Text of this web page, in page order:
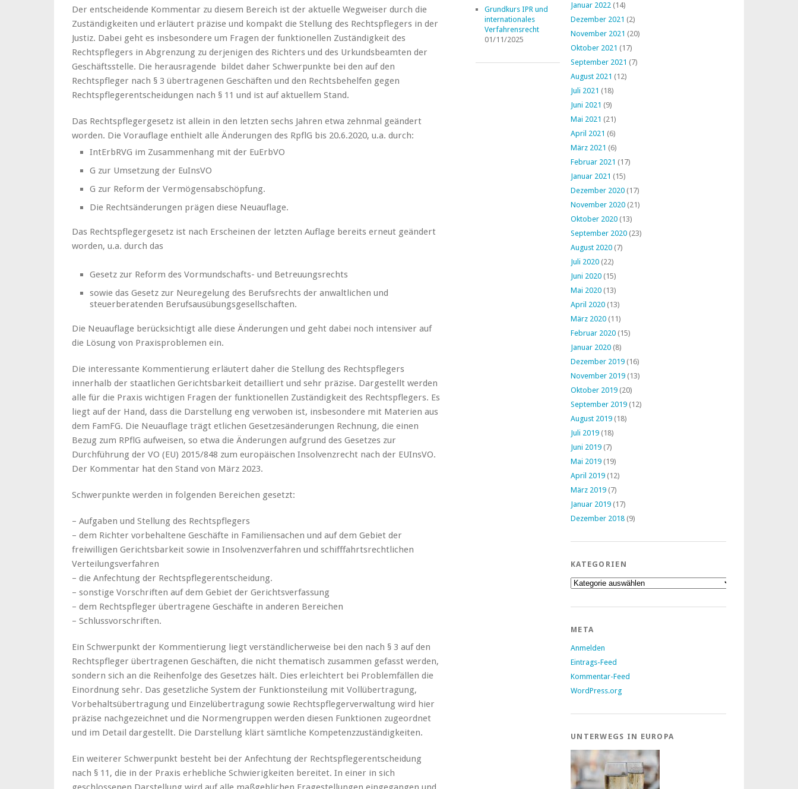
Der entscheidende Kommentar zu diesem Bereich ist der aktuelle Wegweiser durch die
Zuständigkeiten und erläutert präzise und kompakt die Stellung des Rechtspflegers in der
Justiz. Dabei geht es insbesondere um Fragen der funktionellen Zuständigkeit des
Rechtspflegers in Abgrenzung zu derjenigen des Richters und des Urkundsbeamten der
Geschäftsstelle. Die herausragende bildet daher Schwerpunkte bei den auf den
Rechtspfleger nach § 3 übertragenen Geschäften und den Rechtsbehelfen gegen
Rechtspflegerentscheidungen nach § 11 und ist auf aktuellem Stand.
Das Rechtspflegergesetz ist allein in den letzten sechs Jahren etwa zehnmal geändert
worden. Die Vorauflage enthielt alle Änderungen des RpflG bis 20.6.2020, u.a. durch:
IntErbRVG im Zusammenhang mit der EuErbVO
G zur Umsetzung der EuInsVO
G zur Reform der Vermögensabschöpfung.
Die Rechtsänderungen prägen diese Neuauflage.
Das Rechtspflegergesetz ist nach Erscheinen der letzten Auflage bereits erneut geändert
worden, u.a. durch das
Gesetz zur Reform des Vormundschafts- und Betreuungsrechts
sowie das Gesetz zur Neuregelung des Berufsrechts der anwaltlichen und
steuerberatenden Berufsausübungsgesellschaften.
Die Neuauflage berücksichtigt alle diese Änderungen und geht dabei noch intensiver auf
die Lösung von Praxisproblemen ein.
Die interessante Kommentierung erläutert daher die Stellung des Rechtspflegers
innerhalb der staatlichen Gerichtsbarkeit detailliert und sehr präzise. Dargestellt werden
alle für die Praxis wichtigen Fragen der funktionellen Zuständigkeit des Rechtspflegers. Es
liegt auf der Hand, dass die Darstellung eng verwoben ist, insbesondere mit Materien aus
dem FamFG. Die Neuauflage trägt etlichen Gesetzesänderungen Rechnung, die einen
Bezug zum RPflG aufweisen, so etwa die Änderungen aufgrund des Gesetzes zur
Durchführung der VO (EU) 2015/848 zum europäischen Insolvenzrecht nach der EUInsVO.
Der Kommentar hat den Stand von März 2023.
Schwerpunkte werden in folgenden Bereichen gesetzt:
– Aufgaben und Stellung des Rechtspflegers
– dem Richter vorbehaltene Geschäfte in Familiensachen und auf dem Gebiet der
freiwilligen Gerichtsbarkeit sowie in Insolvenzverfahren und schifffahrtsrechtlichen
Verteilungsverfahren
– die Anfechtung der Rechtspflegerentscheidung.
– sonstige Vorschriften auf dem Gebiet der Gerichtsverfassung
– dem Rechtspfleger übertragene Geschäfte in anderen Bereichen
– Schlussvorschriften.
Ein Schwerpunkt der Kommentierung liegt verständlicherweise bei den nach § 3 auf den
Rechtspfleger übertragenen Geschäften, die nicht thematisch zusammen gefasst werden,
sondern sich an die Reihenfolge des Gesetzes hält. Dies erleichtert bei Problemfällen die
Einordnung sehr. Das gesetzliche System der Funktionsteilung mit Vollübertragung,
Vorbehaltsübertragung und Einzelübertragung sowie Rechtspflegerverwaltung wird hier
präzise nachgezeichnet und die Normengruppen werden diesen Funktionen zugeordnet
und im Detail dargestellt. Die Darstellung klärt sämtliche Kompetenzzuständigkeiten.
Ein weiterer Schwerpunkt besteht bei der Anfechtung der Rechtspflegerentscheidung
nach § 11, die in der Praxis erhebliche Schwierigkeiten bereitet. In einer in sich
Grundkurs IPR und
internationales
Verfahrensrecht
01/11/2025
Januar 2022 (14)
Dezember 2021 (2)
November 2021 (20)
Oktober 2021 (17)
September 2021 (7)
August 2021 (12)
Juli 2021 (18)
Juni 2021 (9)
Mai 2021 (21)
April 2021 (6)
März 2021 (6)
Februar 2021 (17)
Januar 2021 (15)
Dezember 2020 (17)
November 2020 (21)
Oktober 2020 (13)
September 2020 (23)
August 2020 (7)
Juli 2020 (22)
Juni 2020 (15)
Mai 2020 (13)
April 2020 (13)
März 2020 (11)
Februar 2020 (15)
Januar 2020 (8)
Dezember 2019 (16)
November 2019 (13)
Oktober 2019 (20)
September 2019 (12)
August 2019 (18)
Juli 2019 (18)
Juni 2019 (7)
Mai 2019 (19)
April 2019 (12)
März 2019 (7)
Januar 2019 (17)
Dezember 2018 (9)
KATEGORIEN
Kategorien
META
Anmelden
Eintrags-Feed
Kommentar-Feed
WordPress.org
UNTERWEGS IN EUROPA